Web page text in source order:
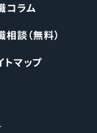
コラム
相談（無料）
トマップ